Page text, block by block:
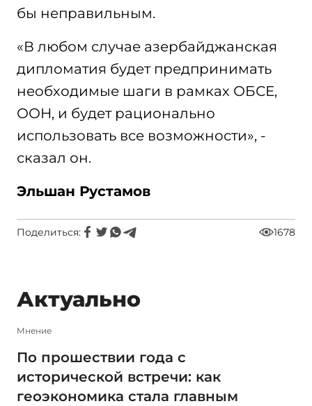
бы неправильным.
«В любом случае азербайджанская
дипломатия будет предпринимать
необходимые шаги в рамках ОБСЕ,
ООН, и будет рационально
использовать все возможности», -
сказал он.
Эльшан Рустамов
Поделиться: 1678
Актуально
Мнение
По прошествии года с
исторической встречи: как
геоэкономика стала главным